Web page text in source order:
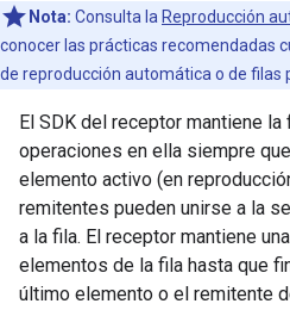
Nota: Consulta la Reproducción
conocer las prácticas recomendadas
de reproducción automática o de filas
El SDK del receptor mantiene
operaciones en ella siempre
elemento activo (en
remitentes pueden unirse a la
a la fila. El receptor mantiene
elementos de la fila hasta que
último elemento o el remitente